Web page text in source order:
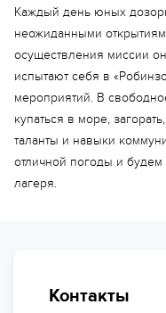
Каждый день юных
неожиданными
осуществления миссии
испытают себя в
мероприятий. В
купаться в море,
таланты и навыки
отличной погоды и
лагеря.
Контакты